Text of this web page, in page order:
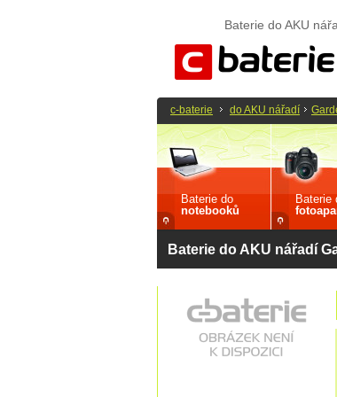
Baterie do AKU
Baterie do
notebooků
Baterie
Baterie do AKU nářadí
c-baterie do AKU nářadí